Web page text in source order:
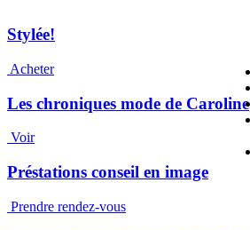
Stylée!
Acheter
Les chroniques mode de Caroline
Voir
Préstations conseil en image
Prendre rendez-vous